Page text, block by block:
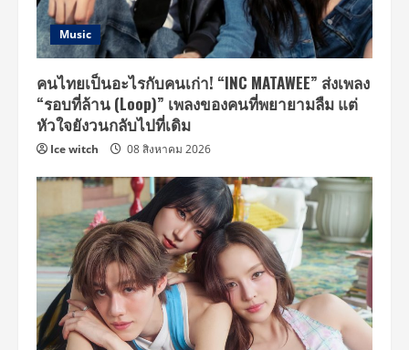
Music
คนไทยเป็นอะไรกับคนเก่า! “INC MATAWEE” ส่งเพลง
“รอบที่ล้าน (Loop)” เพลงของคนที่พยายามลืม แต่
หัวใจยังวนกลับไปที่เดิม
Ice witch 08 สิงหาคม 2026